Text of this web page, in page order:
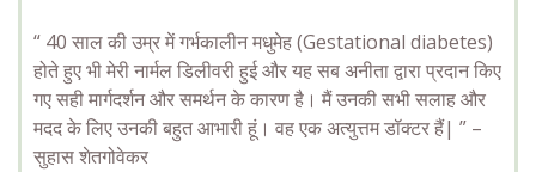
“ 40 साल की उम्र में गर्भकालीन मधुमेह (Gestational diabetes)
होते हुए भी मेरी नार्मल डिलीवरी हुई और यह सब अनीता द्वारा प्रदान किए
गए सही मार्गदर्शन और समर्थन के कारण है। मैं उनकी सभी सलाह और
मदद के लिए उनकी बहुत आभारी हूं। वह एक अत्युत्तम डॉक्टर हैं| ” –
सुहास शेतगोवेकर